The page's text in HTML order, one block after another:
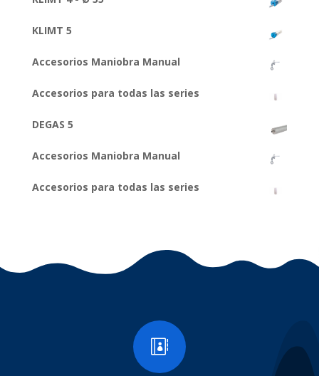
KLIMT 5
Accesorios Maniobra Manual
Accesorios para todas las series
DEGAS 5
Accesorios Maniobra Manual
Accesorios para todas las series
